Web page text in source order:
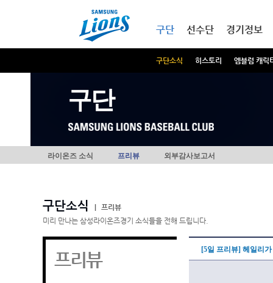
구단
구단소식 히스토리 엠블럼 캐릭
선수단 경기정보
구단
라이온즈 소식 프리뷰 외부감사보고서
구단소식
프리뷰
미리 만나는 삼성라이온즈경기 소식들을 전해 드립니다.
프리뷰 [5일 프리뷰] 헤일리